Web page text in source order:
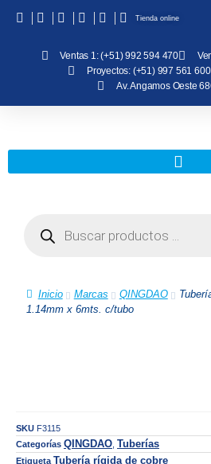
Ventas 1: (+51) 992 594 470
Proyectos: (+51) 997 561 600
Av. Angamos Oeste
Tienda online
Inicio Marcas QINGDAO
1.14mm x 6mts. c/tubo
SKU F3115
Categorías QINGDAO Tuberías
Etiqueta Tubería rígida de cobre